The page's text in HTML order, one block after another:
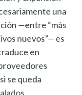
una
—entre “más
nuevos”— es
en
se queda